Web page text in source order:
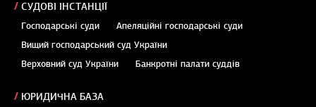
СУДОВІ ІНСТАНЦІЇ
Господарські суди
Апеляційні господарські суди
Вищий господарський суд України
Верховний суд України
Банкротні палати суддів
ЮРИДИЧНА БАЗА